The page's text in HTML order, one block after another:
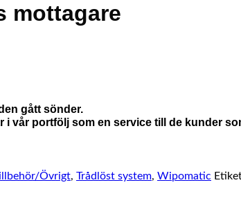
mottagare
gått sönder.
i vår portfölj som en service till de kunder
Övrigt, Trådlöst system, Wipomatic